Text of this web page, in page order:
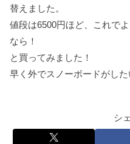
替えました。
値段は6500円ほど、これで
なら！
と買ってみました！
早く外でスノーボードがした
シ